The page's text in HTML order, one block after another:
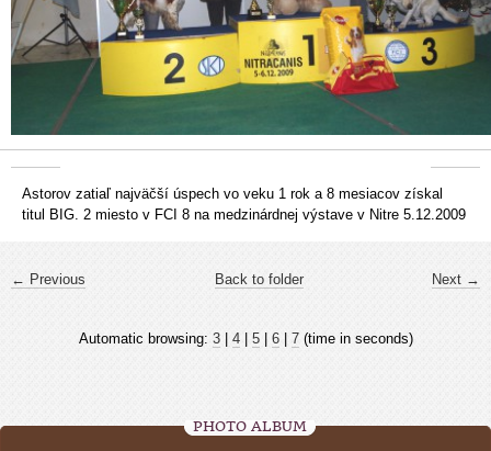
Astorov zatiaľ najväčší úspech vo veku 1 rok a 8 mesiacov získal
titul BIG. 2 miesto v FCI 8 na medzinárdnej výstave v Nitre 5.12.2009
← Previous Next →
Back to folder
Automatic browsing: 3| 4| 5| 6| 7(time in seconds)
PHOTO ALBUM